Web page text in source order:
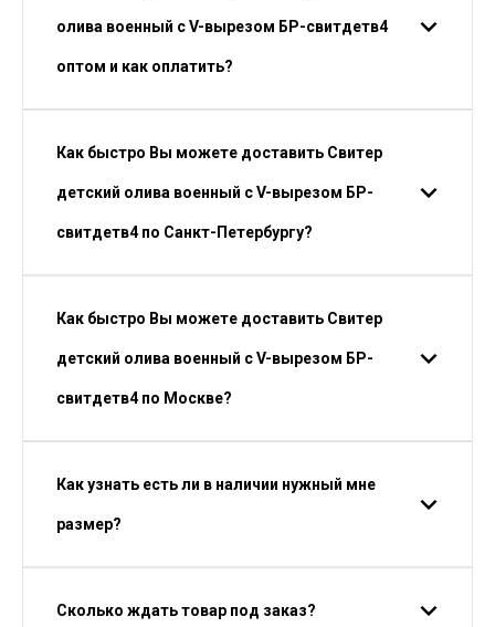
олива военный с V-вырезом БР-свитдетв4
оптом и как оплатить?
Как быстро Вы можете доставить Свитер
детский олива военный с V-вырезом БР-
свитдетв4 по Санкт-Петербургу?
Как быстро Вы можете доставить Свитер
детский олива военный с V-вырезом БР-
свитдетв4 по Москве?
Как узнать есть ли в наличии нужный мне
размер?
Сколько ждать товар под заказ?